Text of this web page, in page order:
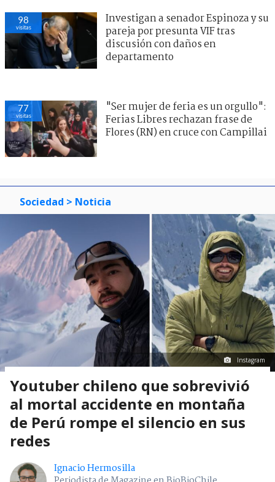
98
visitas
Investigan a senador Espinoza y su
pareja por presunta VIF tras
discusión con daños en
departamento
77
visitas
"Ser mujer de feria es un orgullo":
Ferias Libres rechazan frase de
Flores (RN) en cruce con Campillai
Sociedad > Noticia
Instagram
Youtuber chileno que sobrevivió
al mortal accidente en montaña
de Perú rompe el silencio en sus
redes
Ignacio Hermosilla